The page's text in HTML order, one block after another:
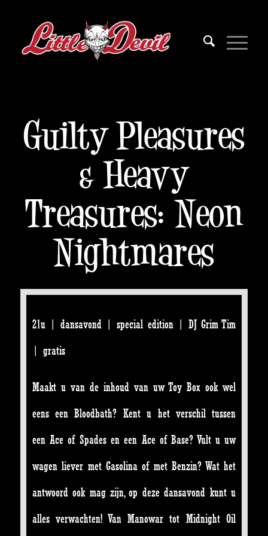
Guilty Pleasures
& Heavy
Treasures: Neon
Nightmares
21u | dansavond | special edition | DJ Grim Tim
| gratis
Maakt u van de inhoud van uw Toy Box ook wel
eens een Bloodbath? Kent u het verschil tussen
een Ace of Spades en een Ace of Base? Vult u uw
wagen liever met Gasolina of met Benzin? Wat het
antwoord ook mag zijn, op deze dansavond kunt u
alles verwachten! Van Manowar tot Midnight Oil